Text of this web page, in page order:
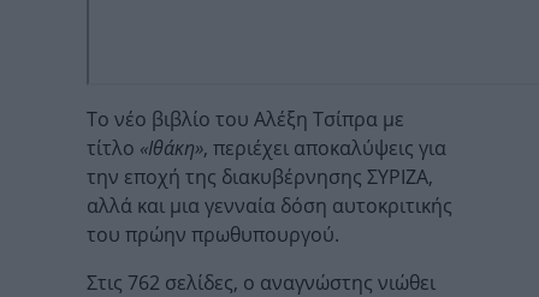
Tο νέο βιβλίο του Αλέξη Τσίπρα με
τίτλο «Ιθάκη», περιέχει αποκαλύψεις για
την εποχή της διακυβέρνησης ΣΥΡΙΖΑ,
αλλά και μια γενναία δόση αυτοκριτικής
του πρώην πρωθυπουργού.
Στις 762 σελίδες, ο αναγνώστης νιώθει